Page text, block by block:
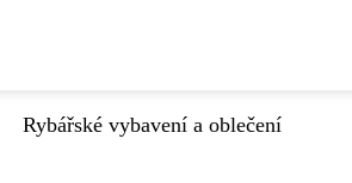
Rybářské vybavení a oblečení